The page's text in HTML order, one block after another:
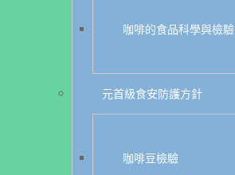
咖啡的食品科學與檢驗
元首級食安防護方針
咖啡豆檢驗